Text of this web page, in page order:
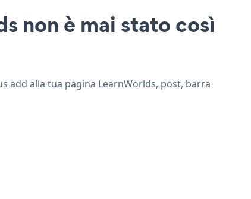
non è mai stato così
add alla tua pagina LearnWorlds, post, barra